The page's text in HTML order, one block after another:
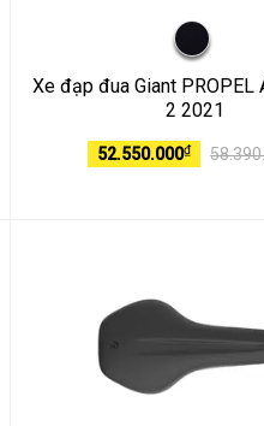
Xe đạp đua Giant PROPEL
2 2021
52.550.000₫